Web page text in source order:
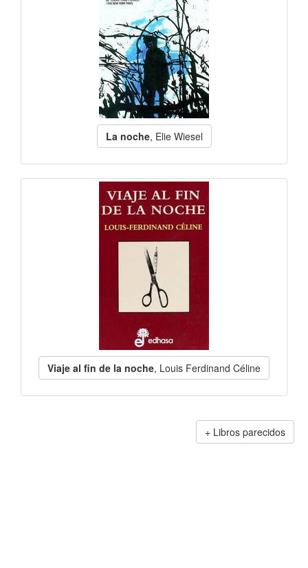
La noche, Elie Wiesel
Viaje al fin de la noche, Louis Ferdinand Céline
Libros parecidos